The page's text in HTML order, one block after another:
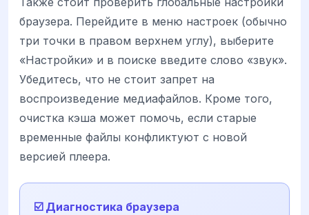
браузера. Перейдите в меню настроек (обычно
три точки в правом верхнем углу), выберите
«Настройки» и в поиске введите слово «звук».
Убедитесь, что не стоит запрет на
воспроизведение медиафайлов. Кроме того,
очистка кэша может помочь, если старые
временные файлы конфликтуют с новой
версией плеера.
☑️ Диагностика браузера